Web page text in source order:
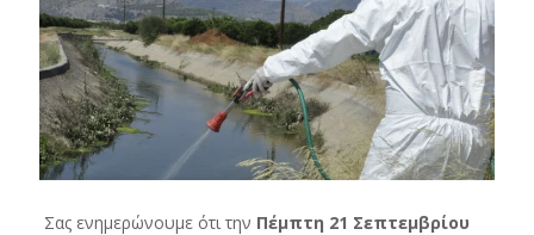
Σας ενημερώνουμε ότι την Πέμπτη 21 Σεπτεμβρίου